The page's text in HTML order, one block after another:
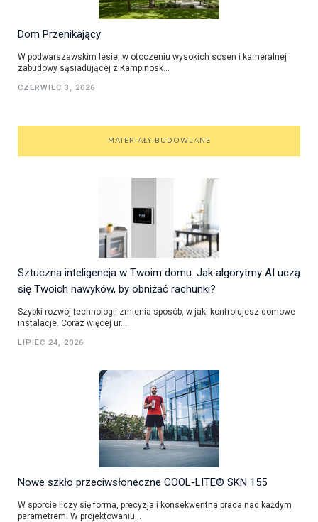
Dom Przenikający
W podwarszawskim lesie, w otoczeniu wysokich sosen i kameralnej
zabudowy sąsiadującej z Kampinosk...
CZERWIEC 3, 2026
MATERIAŁY BUDOWLANE
Sztuczna inteligencja w Twoim domu. Jak algorytmy AI uczą
się Twoich nawyków, by obniżać rachunki?
Szybki rozwój technologii zmienia sposób, w jaki kontrolujesz domowe
instalacje. Coraz więcej ur...
LIPIEC 24, 2026
Nowe szkło przeciwsłoneczne COOL-LITE® SKN 155
W sporcie liczy się forma, precyzja i konsekwentna praca nad każdym
parametrem. W projektowaniu...